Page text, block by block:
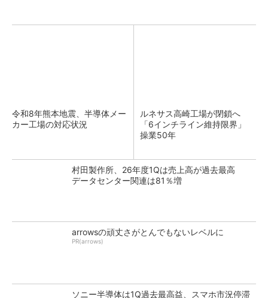
令和8年熊本地震、半導体メー
カー工場の対応状況
ルネサス高崎工場が閉鎖へ
「6インチライン維持限界」
操業50年
村田製作所、26年度1Qは売上高が過去最高
データセンター関連は81％増
arrowsの頑丈さがとんでもないレベルに
PR(arrows)
ソニー半導体は1Q過去最高益、スマホ市況停滞